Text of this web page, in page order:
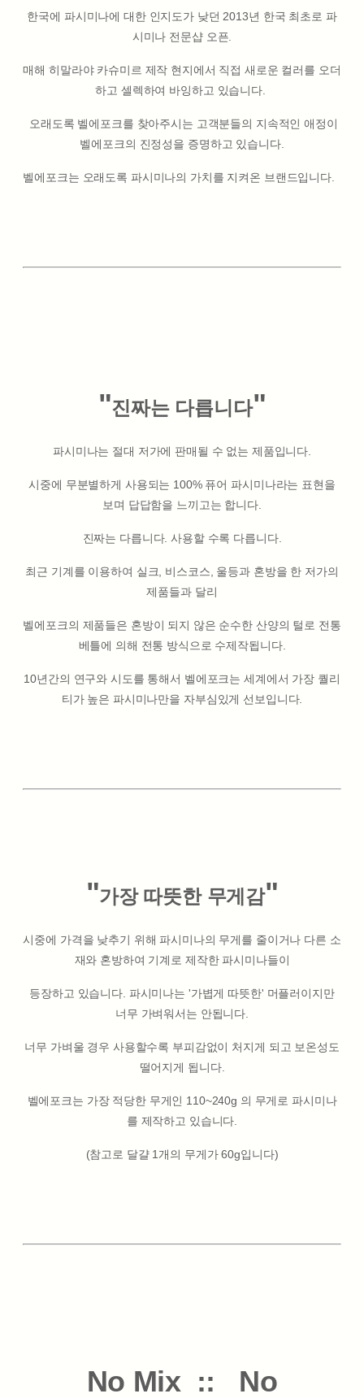
한국에 파시미나에 대한 인지도가 낮던 2013년 한국 최초로 파
시미나 전문샵 오픈.
매해 히말라야 카슈미르 제작 현지에서 직접 새로운 컬러를 오더
하고 셀렉하여 바잉하고 있습니다.
오래도록 벨에포크를 찾아주시는 고객분들의 지속적인 애정이
벨에포크의 진정성을 증명하고 있습니다.
벨에포크는 오래도록 파시미나의 가치를 지켜온 브랜드입니다.
"진짜는 다릅니다"
파시미나는 절대 저가에 판매될 수 없는 제품입니다.
시중에 무분별하게 사용되는 100% 퓨어 파시미나라는 표현을
보며 답답함을 느끼고는 합니다.
진짜는 다릅니다. 사용할 수록 다릅니다.
최근 기계를 이용하여 실크, 비스코스, 울등과 혼방을 한 저가의
제품들과 달리
벨에포크의 제품들은 혼방이 되지 않은 순수한 산양의 털로 전통
베틀에 의해 전통 방식으로 수제작됩니다.
10년간의 연구와 시도를 통해서 벨에포크는 세계에서 가장 퀄리
티가 높은 파시미나만을 자부심있게 선보입니다.
"가장 따뜻한 무게감"
시중에 가격을 낮추기 위해 파시미나의 무게를 줄이거나 다른 소
재와 혼방하여 기계로 제작한 파시미나들이
등장하고 있습니다. 파시미나는 '가볍게 따뜻한' 머플러이지만
너무 가벼워서는 안됩니다.
너무 가벼울 경우 사용할수록 부피감없이 처지게 되고 보온성도
떨어지게 됩니다.
벨에포크는 가장 적당한 무게인 110~240g 의 무게로 파시미나
를 제작하고 있습니다.
(참고로 달걀 1개의 무게가 60g입니다)
No Mix :: No